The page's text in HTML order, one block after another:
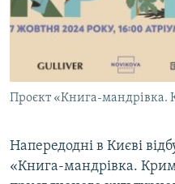
ВІДЕОУРОКИ «ELIFBE»
УКРАЇНСЬКА ПРОБЛЕМА КРИМУ
ІНФОГРАФІКА
Русский
Qırımtatar
ДОЛУЧАЙСЯ!
Усі сайти RFE/RL
Проєкт «Книга-мандрівка.
Напередодні в Києві
«Книга-мандрівка.